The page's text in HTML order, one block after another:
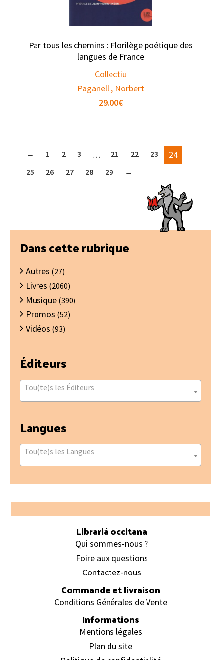
Par tous les chemins : Florilège poétique des
langues de France
Collectiu
Paganelli, Norbert
29.00€
← 1 2 3 … 21 22 23 24
25 26 27 28 29 →
Barre
latérale
principale
Dans cette rubrique
Autres (27)
Livres (2060)
Musique (390)
Promos (52)
Vidéos (93)
Éditeurs
Tou(te)s les Éditeurs
Langues
Tou(te)s les Langues
Footer
Librariá occitana
Qui sommes-nous ?
Foire aux questions
Contactez-nous
Commande et livraison
Conditions Générales de Vente
Informations
Mentions légales
Plan du site